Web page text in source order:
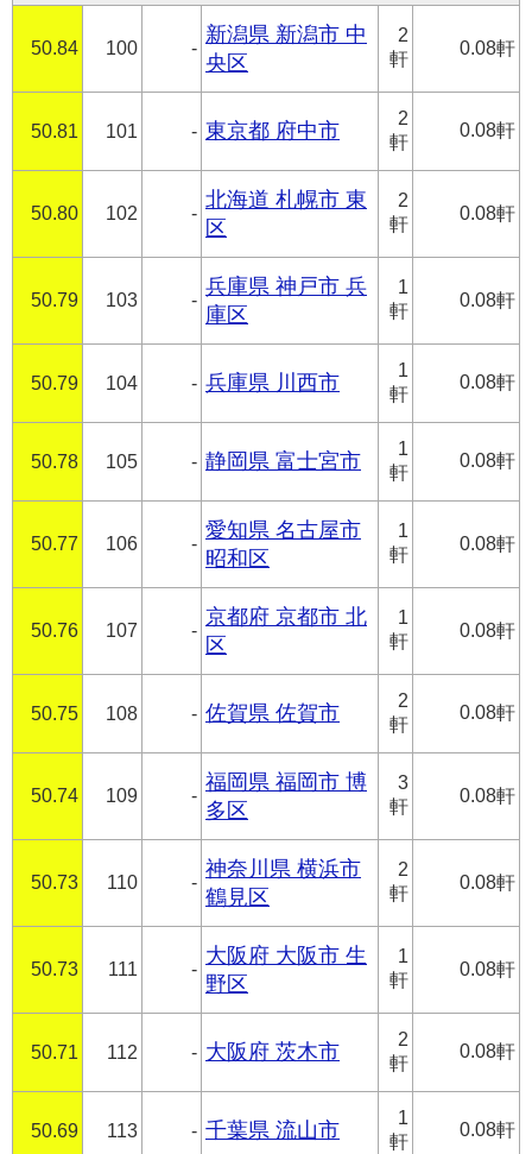
50.84 100 -
新潟県 新潟市 中
央区
2
軒
0.08軒
50.81 101 - 東京都 府中市
2
軒
0.08軒
50.80 102 -
北海道 札幌市 東
区
2
軒
0.08軒
50.79 103 -
兵庫県 神戸市 兵
庫区
1
軒
0.08軒
50.79 104 - 兵庫県 川西市
1
軒
0.08軒
50.78 105 - 静岡県 富士宮市
1
軒
0.08軒
50.77 106 -
愛知県 名古屋市
昭和区
1
軒
0.08軒
50.76 107 -
京都府 京都市 北
区
1
軒
0.08軒
50.75 108 - 佐賀県 佐賀市
2
軒
0.08軒
50.74 109 -
福岡県 福岡市 博
多区
3
軒
0.08軒
50.73 110 -
神奈川県 横浜市
鶴見区
2
軒
0.08軒
50.73 111 -
大阪府 大阪市 生
野区
1
軒
0.08軒
50.71 112 - 大阪府 茨木市
2
軒
0.08軒
50.69 113 - 千葉県 流山市
1
軒
0.08軒